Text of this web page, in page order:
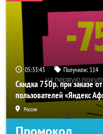
05:33:41 Получили: 114
Скидка 750р. при заказе
пользователей «Яндекс
Россия